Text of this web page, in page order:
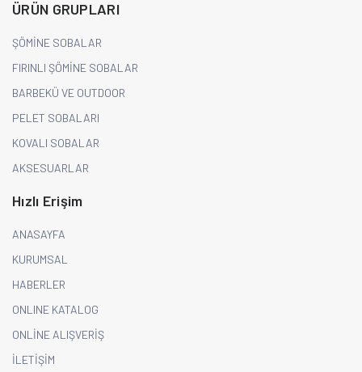
ÜRÜN GRUPLARI
ŞÖMİNE SOBALAR
FIRINLI ŞÖMİNE SOBALAR
BARBEKÜ VE OUTDOOR
PELET SOBALARI
KOVALI SOBALAR
AKSESUARLAR
Hızlı Erişim
ANASAYFA
KURUMSAL
HABERLER
ONLINE KATALOG
ONLİNE ALIŞVERİŞ
İLETİŞİM